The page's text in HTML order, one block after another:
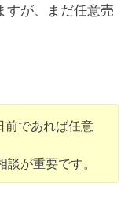
すが、まだ任意売
前であれば任意
が重要です。